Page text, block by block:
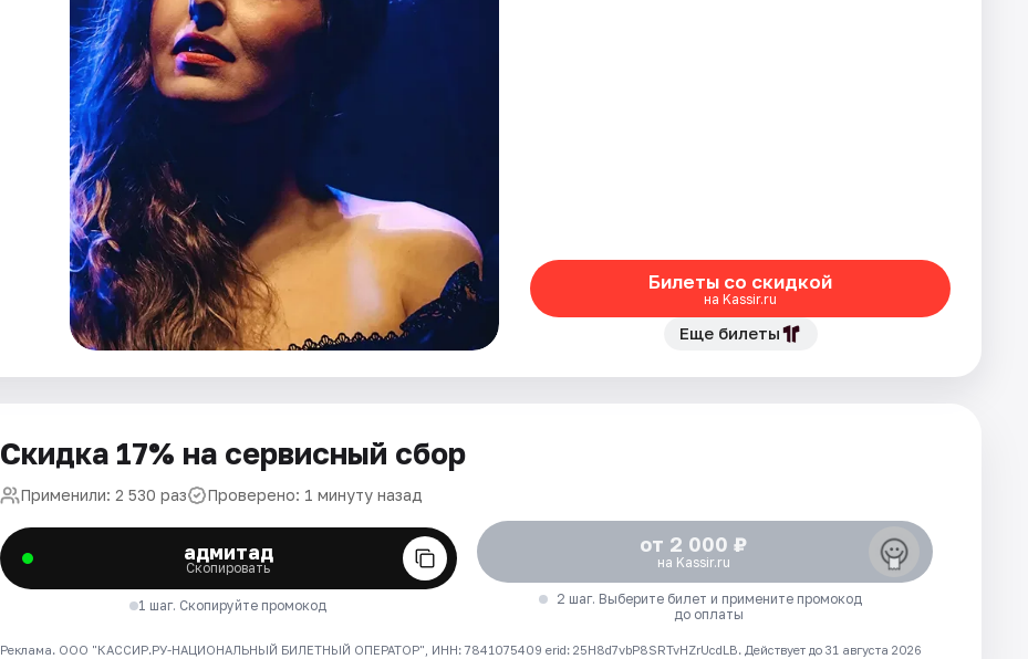
Билеты со скидкой
на Kassir.ru
Еще билеты
Скидка 17% на сервисный сбор
Применили: 2 530 раз Проверено: 1 минуту назад
адмитад
Скопировать
1 шаг. Скопируйте промокод
от 2 000 ₽
на Kassir.ru
2 шаг. Выберите билет и примените промокод
до оплаты
Реклама. ООО "КАССИР.РУ-НАЦИОНАЛЬНЫЙ БИЛЕТНЫЙ ОПЕРАТОР", ИНН: 7841075409 erid: 25H8d7vbP8SRTvHZrUcdLB. Действует до 31 августа 2026